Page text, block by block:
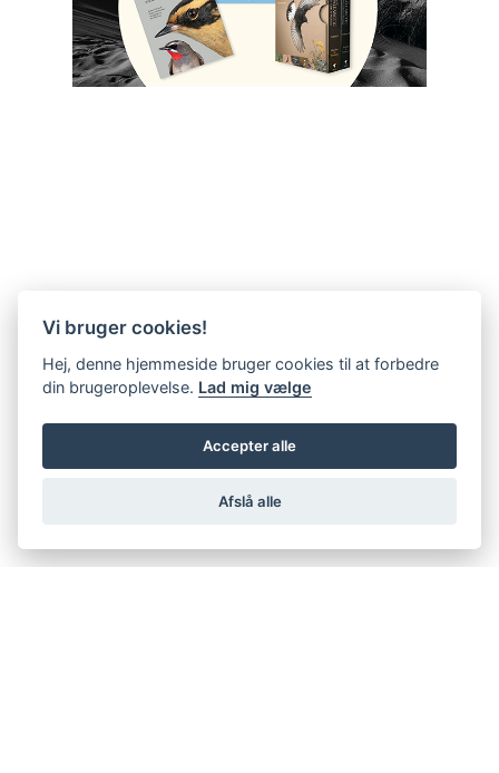
Vi bruger cookies!
Hej, denne hjemmeside bruger cookies til at forbedre
din brugeroplevelse. Lad mig vælge
Accepter alle
Afslå alle